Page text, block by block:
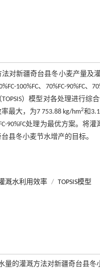
对新疆奇台县冬小麦产量及
100%FC、70%FC-
）模型对各处理进行综
最大，为7 753.88 kg/hm2和
90%FC处理为最优方案。
县冬小麦节水增产的目标。
溉水利用效率 / TOPSIS模型
量的灌溉方法对新疆奇台县